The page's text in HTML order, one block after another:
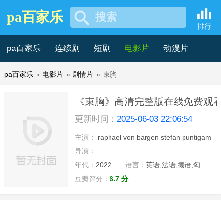
pa百家乐 搜索
排行
pa百家乐 连续剧 短剧 电影片 动漫片
记录片 综艺片
pa百家乐 » 电影片 » 剧情片 » 束胸
《束胸》高清完整版在线免费观
更新时间： 2025-06-03 22:06:54
主演：
raphael von bargen stefan puntigam
导演：
年代： 2022 语言： 英语,法语,德语,匈
豆瓣评分： 6.7 分